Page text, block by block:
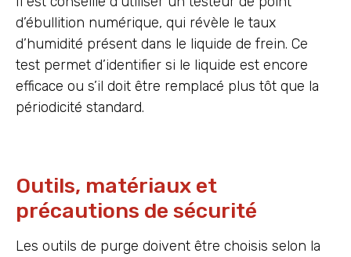
d’ébullition numérique, qui révèle le taux
d’humidité présent dans le liquide de frein. Ce
test permet d’identifier si le liquide est encore
efficace ou s’il doit être remplacé plus tôt que la
périodicité standard.
Outils, matériaux et
précautions de sécurité
Les outils de purge doivent être choisis selon la